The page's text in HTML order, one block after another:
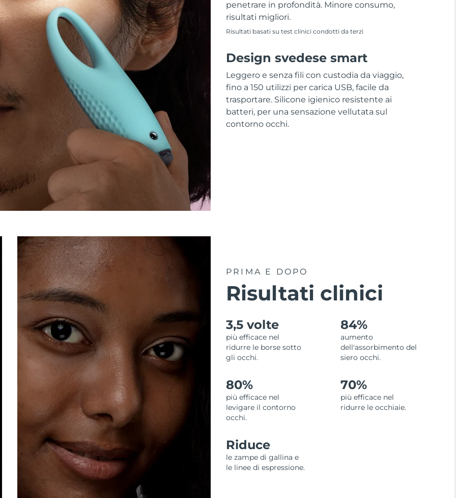
penetrare in profondità. Minore consumo,
risultati migliori.
Risultati basati su test clinici condotti da terzi
Design svedese smart
Leggero e senza fili con custodia da viaggio,
fino a 150 utilizzi per carica USB, facile da
trasportare. Silicone igienico resistente ai
batteri, per una sensazione vellutata sul
contorno occhi.
PRIMA E DOPO
Risultati clinici
3,5 volte
più efficace nel
ridurre le borse sotto
gli occhi.
84%
aumento
dell'assorbimento del
siero occhi.
80%
più efficace nel
levigare il contorno
occhi.
70%
più efficace nel
ridurre le occhiaie.
Riduce
le zampe di gallina e
le linee di espressione.